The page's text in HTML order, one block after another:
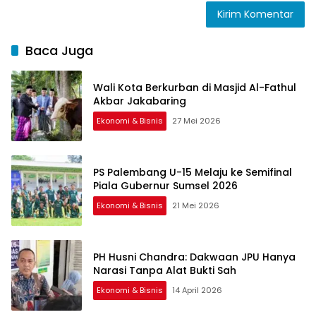
Baca Juga
Wali Kota Berkurban di Masjid Al-Fathul
Akbar Jakabaring
Ekonomi & Bisnis 27 Mei 2026
PS Palembang U-15 Melaju ke Semifinal
Piala Gubernur Sumsel 2026
Ekonomi & Bisnis 21 Mei 2026
PH Husni Chandra: Dakwaan JPU Hanya
Narasi Tanpa Alat Bukti Sah
Ekonomi & Bisnis 14 April 2026